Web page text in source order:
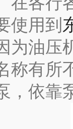
使用到
为油压
称有所
，依靠